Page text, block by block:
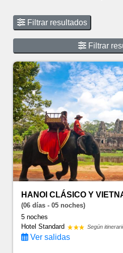
Filtrar resultados
Filtrar
HANOI CLÁSICO Y
(06 días - 05 noches)
5 noches
Hotel Standard
Según
Ver salidas